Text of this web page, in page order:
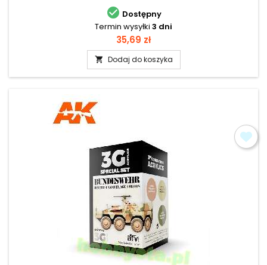
 Dostępny
Termin wysyłki 3 dni
Cena
35,69 zł
 Dodaj do koszyka